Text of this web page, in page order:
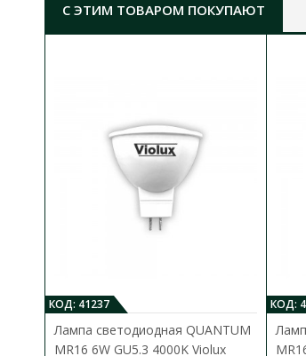
светильники идеально подходят для
гостиных, кухонь, коридоров, офисов,
С ЭТИМ ТОВАРОМ ПОКУПАЮТ
КОД: 41237
Лампа светодиодная QUANTUM
MR16 6W GU5.3 4000K Violux
КОД: